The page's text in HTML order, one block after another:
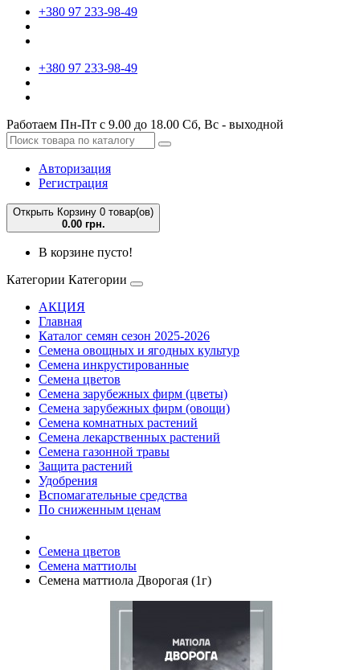
+380 97 233-98-49
+380 97 233-98-49
Работаем Пн-Пт с 9.00 до 18.00 Сб, Вс - выходной
Авторизация
Регистрация
Открыть Корзину 0 товар(ов)
0.00 грн.
В корзине пусто!
Категории Категории
АКЦИЯ
Главная
Каталог семян сезон 2025-2026
Семена овощных и ягодных культур
Семена инкрустированные
Семена цветов
Семена зарубежных фирм (цветы)
Семена зарубежных фирм (овощи)
Семена комнатных растений
Семена лекарственных растений
Семена газонной травы
Защита растений
Удобрения
Вспомагательные средства
По сниженным ценам
Семена цветов
Семена маттиолы
Семена маттиола Дворогая (1г)